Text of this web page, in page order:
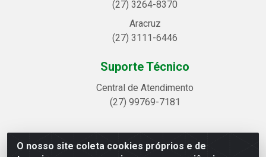
O nosso site coleta cookies próprios e de
(27) 3264-8370
Aracruz
(27) 3111-6446
Suporte Técnico
Central de Atendimento
(27) 99769-7181
Linhavix Distribuidora LTDA - Avenida Alegre, 2521 -